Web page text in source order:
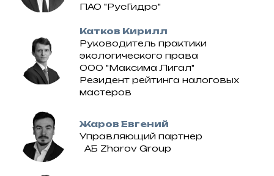
ПАО "РусГидро"
Катков Кирилл
Руководитель практики
экологического права
ООО "Максима Лигал"
Резидент рейтинга налоговых
мастеров
Жаров Евгений
Управляющий партнер
АБ Zharov Group